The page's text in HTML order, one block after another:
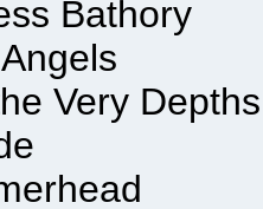
Bathory
Depths